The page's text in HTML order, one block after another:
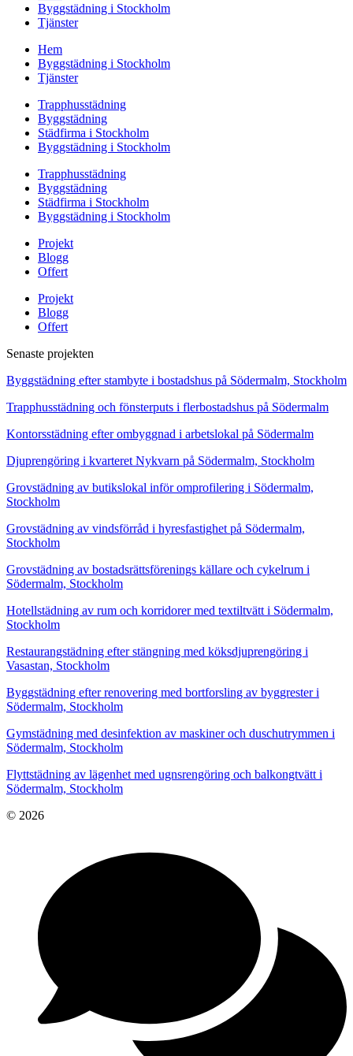
Byggstädning i Stockholm
Tjänster
Hem
Byggstädning i Stockholm
Tjänster
Trapphusstädning
Byggstädning
Städfirma i Stockholm
Byggstädning i Stockholm
Trapphusstädning
Byggstädning
Städfirma i Stockholm
Byggstädning i Stockholm
Projekt
Blogg
Offert
Projekt
Blogg
Offert
Senaste projekten
Byggstädning efter stambyte i bostadshus på Södermalm, Stockholm
Trapphusstädning och fönsterputs i flerbostadshus på Södermalm
Kontorsstädning efter ombyggnad i arbetslokal på Södermalm
Djuprengöring i kvarteret Nykvarn på Södermalm, Stockholm
Grovstädning av butikslokal inför omprofilering i Södermalm,
Stockholm
Grovstädning av vindsförråd i hyresfastighet på Södermalm,
Stockholm
Grovstädning av bostadsrättsförenings källare och cykelrum i
Södermalm, Stockholm
Hotellstädning av rum och korridorer med textiltvätt i Södermalm,
Stockholm
Restaurangstädning efter stängning med köksdjuprengöring i
Vasastan, Stockholm
Byggstädning efter renovering med bortforsling av byggrester i
Södermalm, Stockholm
Gymstädning med desinfektion av maskiner och duschutrymmen i
Södermalm, Stockholm
Flyttstädning av lägenhet med ugnsrengöring och balkongtvätt i
Södermalm, Stockholm
© 2026